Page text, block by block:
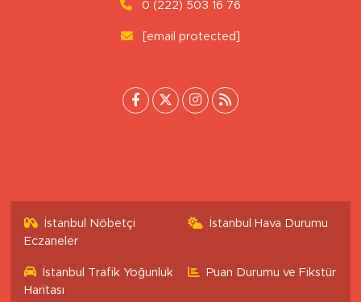
0 (222) 503 16 76
[email protected]
İstanbul Nöbetçi
Eczaneler
İstanbul Hava Durumu
İstanbul Trafik Yoğunluk
Haritası
Puan Durumu ve Fikstür